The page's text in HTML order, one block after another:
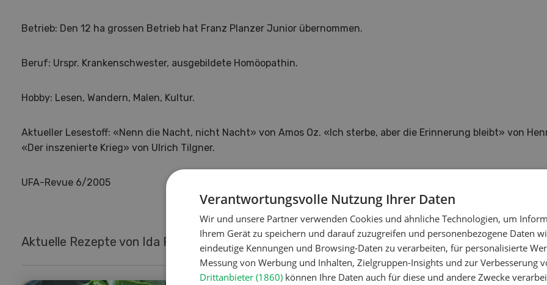
Betrieb: Den 12 ha grossen Betrieb hat Franz Planzer Junior übernommen.
Beruf: Urspr. Krankenschwester, ausgebildete Homöopathin.
Hobby: Lesen, Wandern, Malen, Kultur.
Aktueller Lesestoff: «Nenn die Nacht, nicht Nacht» von Amos Oz. «Ich sterbe, aber die Erinnerung bleibt» von
«Der inszenierte Krieg» von Ulrich Tilgner.
UFA-Revue 6/2005
Aktuelle Rezepte von Ida Planzer
Verantwortungsvolle Nutzung Ihrer Daten
Wir und unsere Partner verwenden Cookies und ähnliche Technologien, um
Ihrem Gerät zu speichern und darauf zuzugreifen und personenbezogene Daten
eindeutige Kennungen und Browsing-Daten zu verarbeiten, für personalisierte
Messung von Werbung und Inhalten, Zielgruppen-Insights und zur Verbesserung
Drittanbieter (1860) können Ihre Daten auch für diese und andere Zwecke